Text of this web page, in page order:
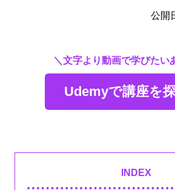
公開
＼文字より動画で学びたい
Udemyで講座を
INDEX